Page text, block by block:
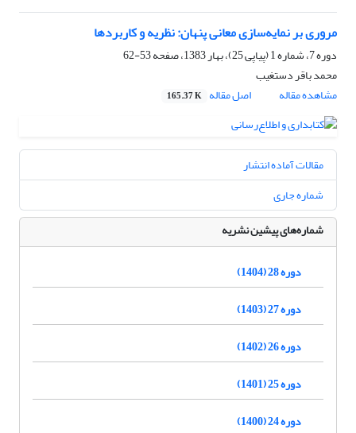
مروری بر نمایه‌سازی معانی پنهان: نظریه و کاربردها
دوره 7، شماره 1 (پیاپی 25)، بهار 1383، صفحه
53-62
محمد باقر دستغیب
مشاهده مقاله
اصل مقاله 165.37 K
مقالات آماده انتشار
شماره جاری
شماره‌های پیشین نشریه
دوره 28 (1404)
دوره 27 (1403)
دوره 26 (1402)
دوره 25 (1401)
دوره 24 (1400)